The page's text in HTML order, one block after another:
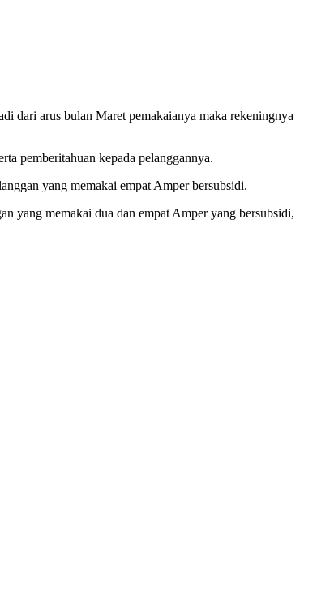
dari arus bulan Maret pemakaianya maka rekeningnya
pemberitahuan kepada pelanggannya.
yang memakai empat Amper bersubsidi.
yang memakai dua dan empat Amper yang bersubsidi,